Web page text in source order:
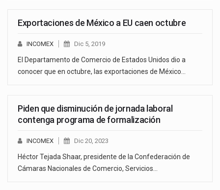
Exportaciones de México a EU caen octubre
INCOMEX Dic 5, 2019
El Departamento de Comercio de Estados Unidos dio a
conocer que en octubre, las exportaciones de México…
Piden que disminución de jornada laboral
contenga programa de formalización
INCOMEX Dic 20, 2023
Héctor Tejada Shaar, presidente de la Confederación de
Cámaras Nacionales de Comercio, Servicios…